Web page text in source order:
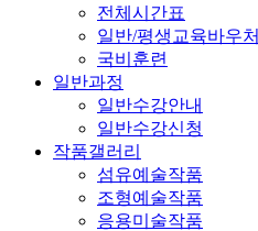
전체시간표
일반/평생교육바우처
국비훈련
일반과정
일반수강안내
일반수강신청
작품갤러리
섬유예술작품
조형예술작품
응용미술작품